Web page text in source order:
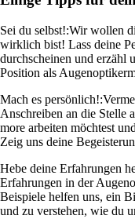
Sei du selbst!:Wir wollen
wirklich bist! Lass deine
durchscheinen und erzähl
Position als
Mach es persönlich!:
Anschreiben an die Stelle
more arbeiten möchtest
Zeig uns deine
Hebe deine Erfahrungen
Erfahrungen in der
Beispiele helfen uns, ein
und zu verstehen, wie du